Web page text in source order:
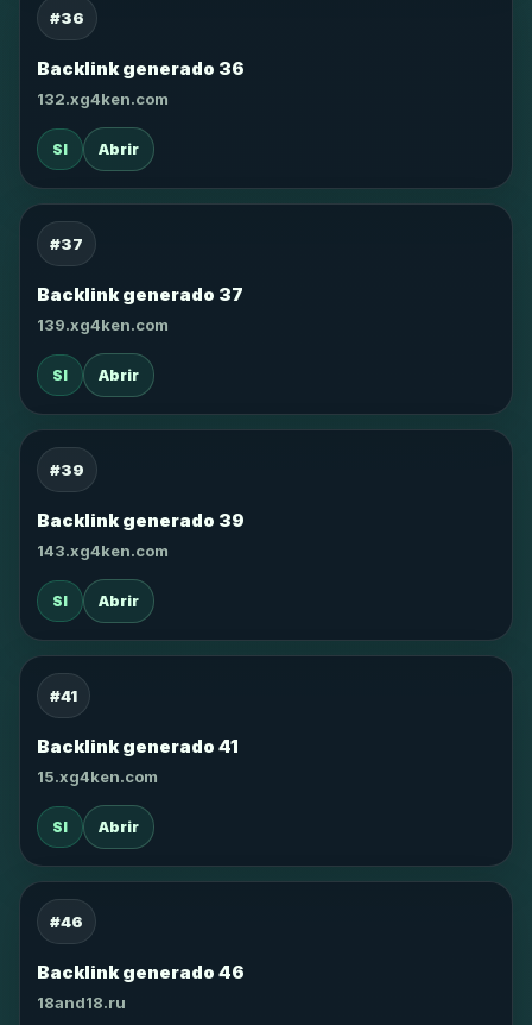
#36
Backlink generado 36
132.xg4ken.com
SI Abrir
#37
Backlink generado 37
139.xg4ken.com
SI Abrir
#39
Backlink generado 39
143.xg4ken.com
SI Abrir
#41
Backlink generado 41
15.xg4ken.com
SI Abrir
#46
Backlink generado 46
18and18.ru